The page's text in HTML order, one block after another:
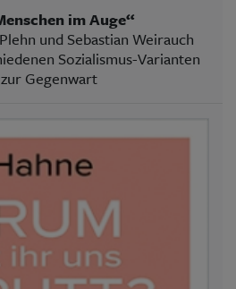
im Auge“
und Sebastian Weirauch
Sozialismus-Varianten
Gegenwart